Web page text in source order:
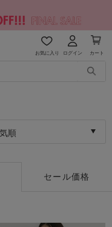
お気に入り ログイン カート
順
セール価格